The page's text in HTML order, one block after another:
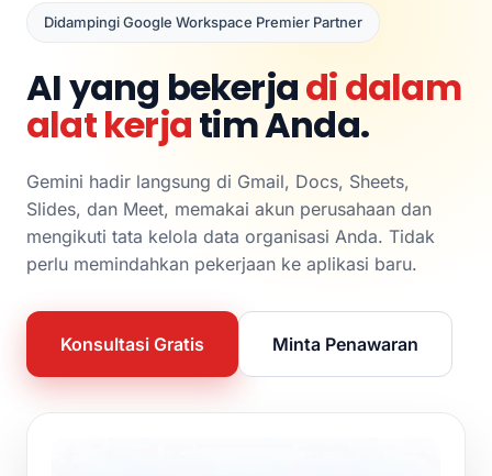
Didampingi Google Workspace Premier Partner
AI yang bekerjadi dalam
alat kerjatim Anda.
Gemini hadir langsung di Gmail, Docs, Sheets,
Slides, dan Meet, memakai akun perusahaan dan
mengikuti tata kelola data organisasi Anda. Tidak
perlu memindahkan pekerjaan ke aplikasi baru.
Konsultasi Gratis Minta Penawaran